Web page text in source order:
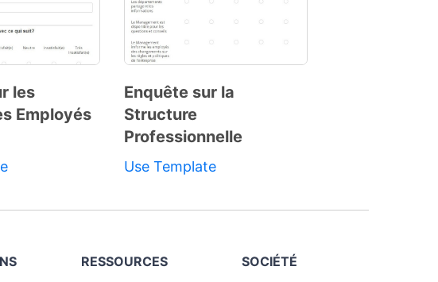
les
Employés
Preview
Template
Enquête sur la
Structure
Professionnelle
Use Template
RESSOURCES
SOCIÉTÉ